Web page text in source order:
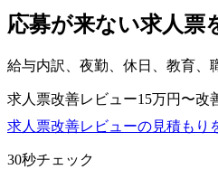
応募が来ない求人票
給与内訳、夜勤、休日、教育、
求人票改善レビュー15万円〜改
求人票改善レビューの見積もり
30秒チェック